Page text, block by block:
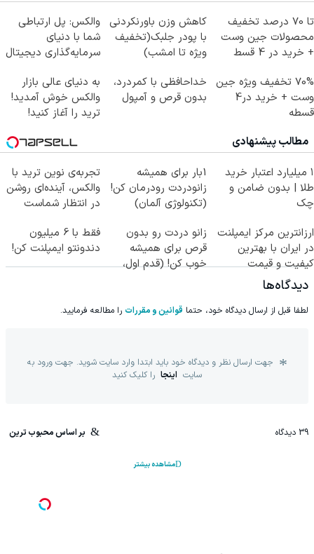
تا 70 درصد تخفیف
محصولات جین وست
+ خرید در 4 قسط
کاهش وزن باورنکردنی
با پودر جلبک(تخفیف
ویژه تا امشب)
والکس: پل ارتباطی
شما با دنیای
سرمایه‌گذاری دیجیتال
70% تخفیف ویژه جین
وست + خرید در4
قسطه
خداحافظی با کمردرد،
بدون قرص و آمپول
به دنیای عالی بازار
والکس خوش آمدید!
ترید را آغاز کنید!
مطالب پیشنهادی
۱ میلیارد اعتبار خرید
طلا | بدون ضامن و
چک
1بار برای همیشه
زانودردت رودرمان کن!
(تکنولوژی آلمان)
تجربه‌ی نوین ترید با
والکس، آینده‌ای روشن
در انتظار شماست
ارزانترین مرکز ایمپلنت
در ایران با بهترین
کیفیت و قیمت
زانو دردت رو بدون
قرص برای همیشه
خوب کن! (قدم اول،
فقط با 6 میلیون
دندونتو ایمپلنت کن!
دیدگاه‌ها
لطفا قبل از ارسال دیدگاه خود، حتما قوانین و مقررات را مطالعه فرمایید.
جهت ارسال نظر و دیدگاه خود باید ابتدا وارد سایت شوید. جهت ورود به
سایت اینجا را کلیک کنید
39 دیدگاه بر اساس محبوب ترین
مشاهده بیشتر